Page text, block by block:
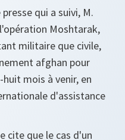
qui a suivi, M.
Moshtarak,
militaire que civile,
afghan pour
mois à venir, en
d'assistance
cite que le cas d'un